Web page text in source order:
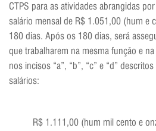
CTPS para as atividades abrangidas
salário mensal de R$ 1.051,00 (hum e
180 dias. Após os 180 dias, será
que trabalharem na mesma função e
nos incisos “a”, “b”, “c” e “d”
salários:
R$ 1.111,00 (hum mil cento e